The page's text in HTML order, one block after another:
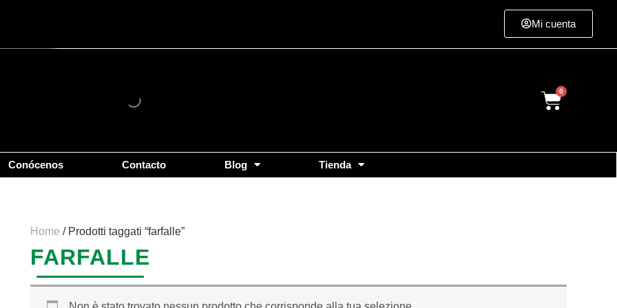
Mi cuenta
Cart
Conócenos Contacto Blog Tienda
Home / Prodotti taggati “farfalle”
FARFALLE